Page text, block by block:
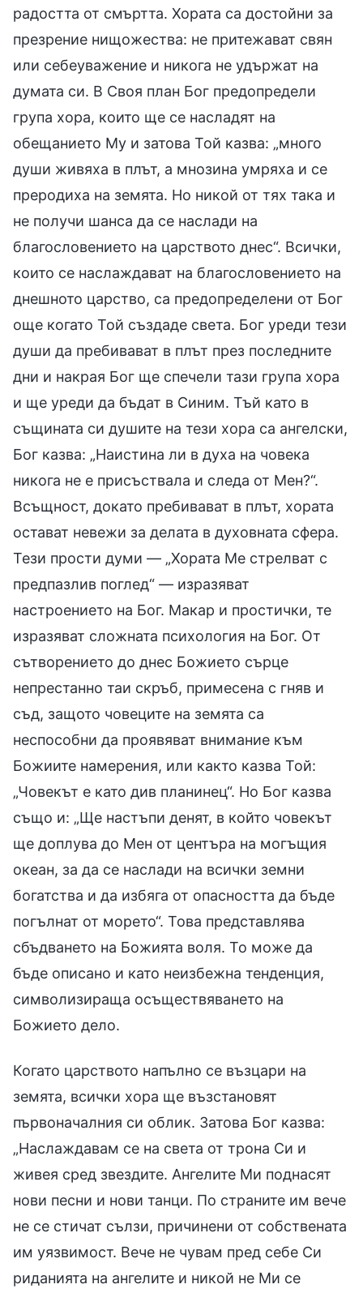
радостта от смъртта. Хората са достойни за
презрение нищожества: не притежават свян
или себеуважение и никога не удържат на
думата си. В Своя план Бог предопредели
група хора, които ще се насладят на
обещанието Му и затова Той казва: „много
души живяха в плът, а мнозина умряха и се
преродиха на земята. Но никой от тях така и
не получи шанса да се наслади на
благословението на царството днес“. Всички,
които се наслаждават на благословението на
днешното царство, са предопределени от Бог
още когато Той създаде света. Бог уреди тези
души да пребивават в плът през последните
дни и накрая Бог ще спечели тази група хора
и ще уреди да бъдат в Синим. Тъй като в
същината си душите на тези хора са ангелски,
Бог казва: „Наистина ли в духа на човека
никога не е присъствала и следа от Мен?“.
Всъщност, докато пребивават в плът, хората
остават невежи за делата в духовната сфера.
Тези прости думи — „Хората Ме стрелват с
предпазлив поглед“ — изразяват
настроението на Бог. Макар и простички, те
изразяват сложната психология на Бог. От
сътворението до днес Божието сърце
непрестанно таи скръб, примесена с гняв и
съд, защото човеците на земята са
неспособни да проявяват внимание към
Божиите намерения, или както казва Той:
„Човекът е като див планинец“. Но Бог казва
също и: „Ще настъпи денят, в който човекът
ще доплува до Мен от центъра на могъщия
океан, за да се наслади на всички земни
богатства и да избяга от опасността да бъде
погълнат от морето“. Това представлява
сбъдването на Божията воля. То може да
бъде описано и като неизбежна тенденция,
символизираща осъществяването на
Божието дело.
Когато царството напълно се възцари на
земята, всички хора ще възстановят
първоначалния си облик. Затова Бог казва:
„Наслаждавам се на света от трона Си и
живея сред звездите. Ангелите Ми поднасят
нови песни и нови танци. По страните им вече
не се стичат сълзи, причинени от собствената
им уязвимост. Вече не чувам пред себе Си
риданията на ангелите и никой не Ми се